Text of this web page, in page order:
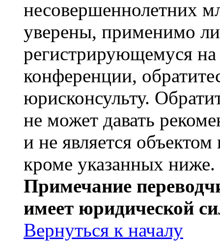
несовершеннолетних
уверены, применимо
регистрирующемуся
конференции,
юрисконсульту.
не может давать
и не является
кроме указанных ниже.
Примечание
имеет юридической
Вернуться к началу